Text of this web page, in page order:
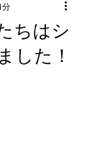
ちはシ
した！
分